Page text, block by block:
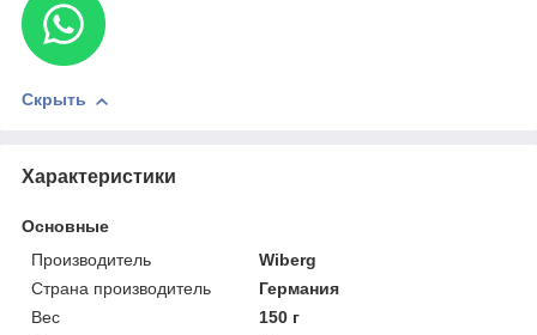
Скрыть
Характеристики
Основные
Производитель
Wiberg
Страна производитель
Германия
Вес
150 г